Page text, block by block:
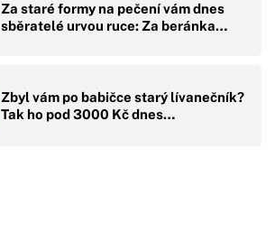
Za staré formy na pečení vám dnes
sběratelé urvou ruce: Za beránka…
Zbyl vám po babičce starý lívanečník?
Tak ho pod 3000 Kč dnes…